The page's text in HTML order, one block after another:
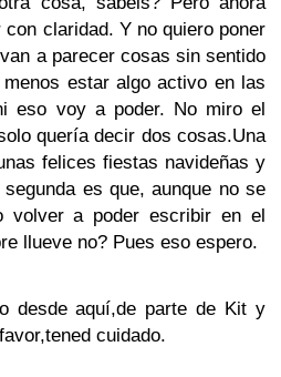
claridad. Y no quiero poner
a parecer cosas sin sentido
estar algo activo en las
eso voy a poder. No miro el
quería decir dos cosas.Una
felices fiestas navideñas y
es que, aunque no se
volver a poder escribir en el
llueve no? Pues eso espero.
desde aquí,de parte de Kit y
cuidado.